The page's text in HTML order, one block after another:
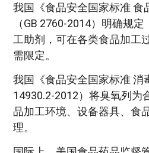
我国《食品安全国家标准 食
（GB 2760-2014）明确规
工助剂，可在各类食品加工
需限定。
我国《食品安全国家标准 消
14930.2-2012）将臭氧列为
品加工环境、设备器具、食
理。